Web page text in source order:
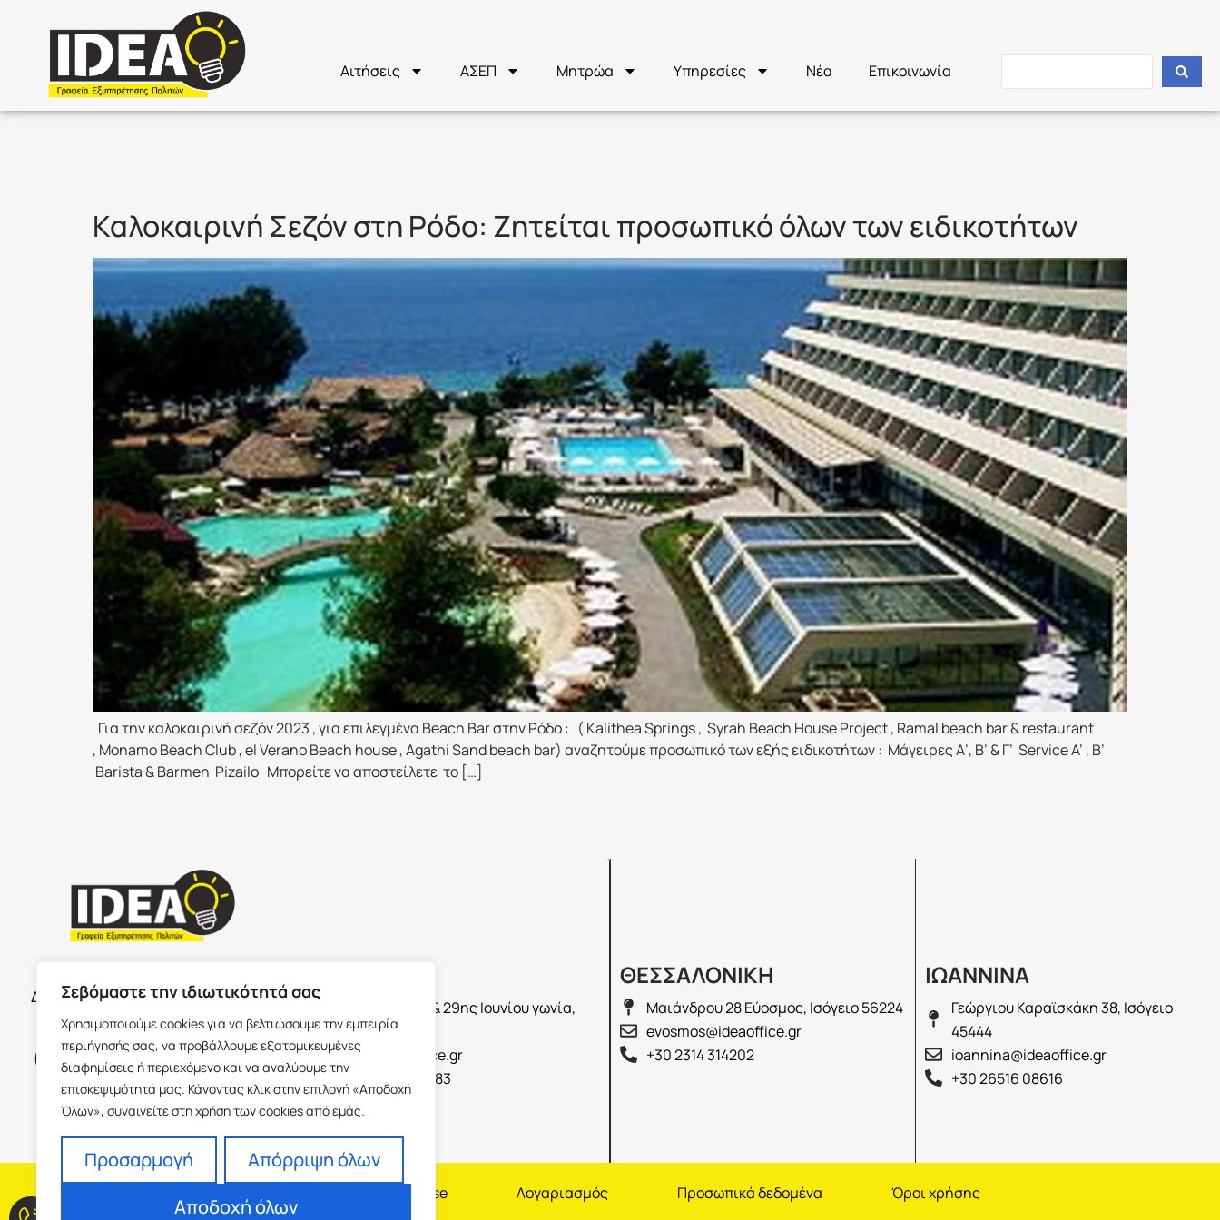
Σεβόμαστε την ιδιωτικότητά σας
Χρησιμοποιούμε cookies για να βελτιώσουμε την εμπειρία
περιήγησής σας, να προβάλλουμε εξατομικευμένες
διαφημίσεις ή περιεχόμενο και να αναλύουμε την
επισκεψιμότητά μας. Κάνοντας κλικ στην επιλογή «Αποδοχή
Όλων», συναινείτε στη χρήση των cookies από εμάς.
Προσαρμογή
Απόρριψη όλων
Αποδοχή όλων
Αιτήσεις ΑΣΕΠ Μητρώα Υπηρεσίες Νέα Επικοινωνία
Καλοκαιρινή Σεζόν στη Ρόδο: Ζητείται προσωπικό όλων των ειδικοτήτων
Για την καλοκαιρινή σεζόν 2023 , για επιλεγμένα Beach Bar στην Ρόδο : ( Kalithea Springs , Syrah Beach House Project , Ramal beach bar & restaurant
, Monamo Beach Club , el Verano Beach house , Agathi Sand beach bar) αναζητούμε προσωπικό των εξής ειδικοτήτων : Μάγειρες Α’, Β’ & Γ’ Service A’ , B’
Barista & Barmen Pizailo Μπορείτε να αποστείλετε το […]
Δευτέρα με Παρασκευή 09:00-17:00
Παύλου Μελά & 29ης Ιουνίου γωνία,
Ισόγειο 62100
info@ideaoffice.gr
+30 23213 02583
ΘΕΣΣΑΛΟΝΙΚΗ
Μαιάνδρου 28 Εύοσμος, Ισόγειο 56224
evosmos@ideaoffice.gr
+30 2314 314202
ΙΩΑΝΝΙΝΑ
Γεώργιου Καραϊσκάκη 38, Ισόγειο
45444
ioannina@ideaoffice.gr
+30 26516 08616
Franchise Λογαριασμός Προσωπικά δεδομένα Όροι χρήσης